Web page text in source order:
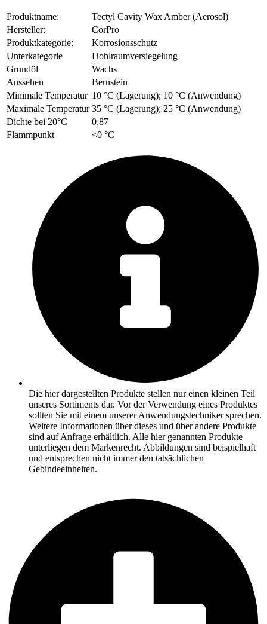
Produktname:
Tectyl Cavity Wax Amber (Aerosol)
Hersteller:
CorPro
Produktkategorie:
Korrosionsschutz
Unterkategorie
Hohlraumversiegelung
Grundöl
Wachs
Aussehen
Bernstein
Minimale Temperatur 10 °C (Lagerung); 10 °C (Anwendung)
Maximale Temperatur 35 °C (Lagerung); 25 °C (Anwendung)
Dichte bei 20°C
0,87
Flammpunkt
<0 °C
Die hier dargestellten Produkte stellen nur einen kleinen Teil
unseres Sortiments dar. Vor der Verwendung eines Produktes
sollten Sie mit einem unserer Anwendungstechniker sprechen.
Weitere Informationen über dieses und über andere Produkte
sind auf Anfrage erhältlich. Alle hier genannten Produkte
unterliegen dem Markenrecht. Abbildungen sind beispielhaft
und entsprechen nicht immer den tatsächlichen
Gebindeeinheiten.